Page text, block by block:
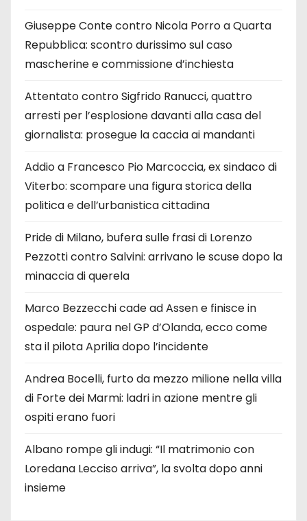
Giuseppe Conte contro Nicola Porro a Quarta
Repubblica: scontro durissimo sul caso
mascherine e commissione d’inchiesta
Attentato contro Sigfrido Ranucci, quattro
arresti per l’esplosione davanti alla casa del
giornalista: prosegue la caccia ai mandanti
Addio a Francesco Pio Marcoccia, ex sindaco di
Viterbo: scompare una figura storica della
politica e dell’urbanistica cittadina
Pride di Milano, bufera sulle frasi di Lorenzo
Pezzotti contro Salvini: arrivano le scuse dopo la
minaccia di querela
Marco Bezzecchi cade ad Assen e finisce in
ospedale: paura nel GP d’Olanda, ecco come
sta il pilota Aprilia dopo l’incidente
Andrea Bocelli, furto da mezzo milione nella villa
di Forte dei Marmi: ladri in azione mentre gli
ospiti erano fuori
Albano rompe gli indugi: “Il matrimonio con
Loredana Lecciso arriva”, la svolta dopo anni
insieme